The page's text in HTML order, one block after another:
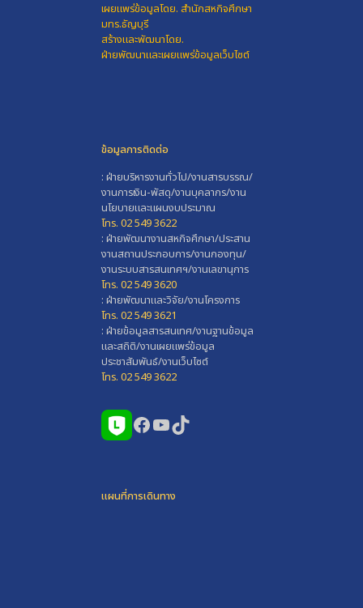
เผยแพร่ข้อมูลโดย. สำนักสหกิจศึกษา
มทร.ธัญบุรี
สร้างและพัฒนาโดย.
ฝ่ายพัฒนาและเผยแพร่ข้อมูลเว็บไซต์
ข้อมูลการติดต่อ
: ฝ่ายบริหารงานทั่วไป/งานสารบรรณ/
งานการเงิน-พัสดุ/งานบุคลากร/งาน
นโยบายและแผนงบประมาณ
โทร. 02 549 3622
: ฝ่ายพัฒนางานสหกิจศึกษา/ประสาน
งานสถานประกอบการ/งานกองทุน/
งานระบบสารสนเทศฯ/งานเลขานุการ
โทร. 02 549 3620
: ฝ่ายพัฒนาและวิจัย/งานโครงการ
โทร. 02 549 3621
: ฝ่ายข้อมูลสารสนเทศ/งานฐานข้อมูล
และสถิติ/งานเผยแพร่ข้อมูล
ประชาสัมพันธ์/งานเว็บไซต์
โทร. 02 549 3622
Facebook
YouTube
TikTok
แผนที่การเดินทาง